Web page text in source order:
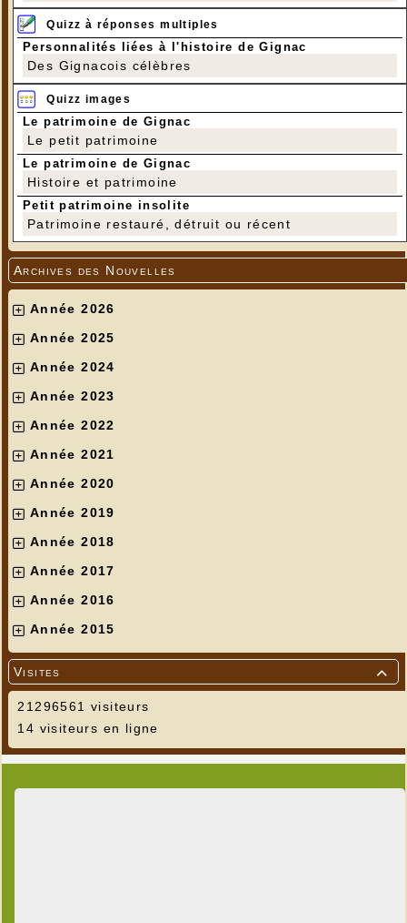
Quizz à réponses multiples
Personnalités liées à l'histoire de Gignac
Des Gignacois célèbres
Quizz images
Le patrimoine de Gignac
Le petit patrimoine
Le patrimoine de Gignac
Histoire et patrimoine
Petit patrimoine insolite
Patrimoine restauré, détruit ou récent
Archives des Nouvelles
Année 2026
Année 2025
Année 2024
Année 2023
Année 2022
Année 2021
Année 2020
Année 2019
Année 2018
Année 2017
Année 2016
Année 2015

Visites
21296561 visiteurs
14 visiteurs en ligne